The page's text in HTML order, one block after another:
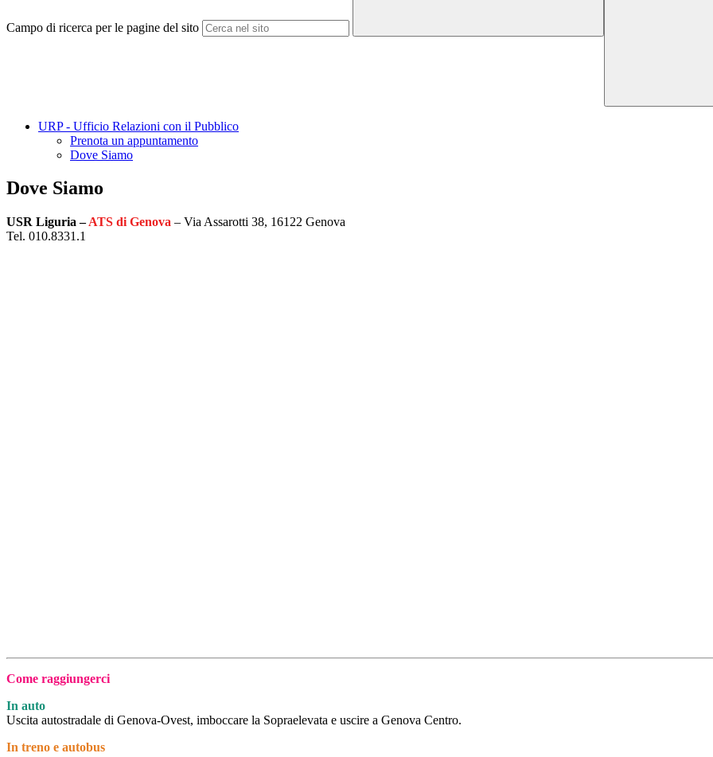
Campo di ricerca per le pagine del sito
URP - Ufficio Relazioni con il Pubblico
Prenota un appuntamento
Dove Siamo
Dove Siamo
USR Liguria –ATS di Genova – Via Assarotti 38, 16122 Genova
Tel. 010.8331.1
Come raggiungerci
In auto
Uscita autostradale di Genova-Ovest, imboccare la Sopraelevata e uscire a Genova Centro.
In treno e autobus